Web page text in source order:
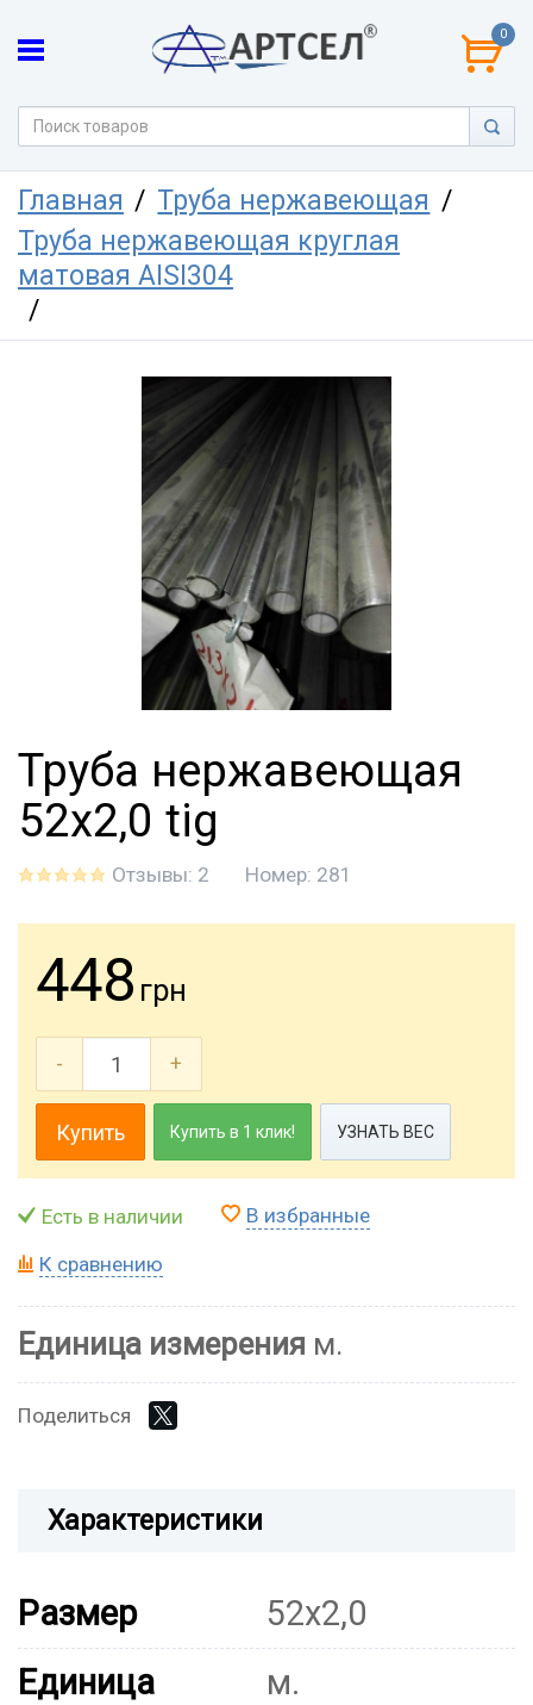
0
Главная
Труба нержавеющая
Труба нержавеющая круглая
матовая AISI304
Труба нержавеющая
52х2,0 tig
Отзывы: 2 Номер: 281
448 грн
- +
Купить Купить в 1 клик! УЗНАТЬ ВЕС
Есть в наличии В избранные
К сравнению
Единица измерения м.
Поделиться
Характеристики
Размер
52х2,0
Единица
м.